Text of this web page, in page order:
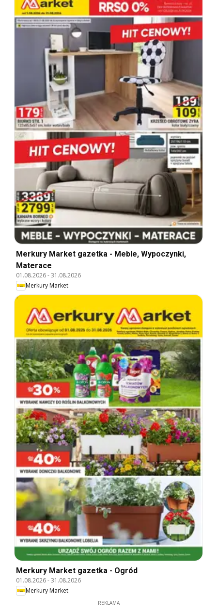
Merkury Market gazetka - Meble, Wypoczynki,
Materace
01.08.2026-31.08.2026
Merkury Market
Merkury Market gazetka - Ogród
01.08.2026-31.08.2026
Merkury Market
REKLAMA